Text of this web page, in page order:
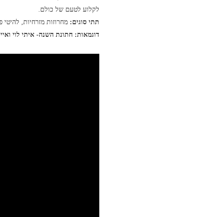
לקלוע לטעם של כולם.
תתי סוגים: מחרוזות מזרחיות, להיטי
דוגמאות: חתונת השנה- איתי לוי